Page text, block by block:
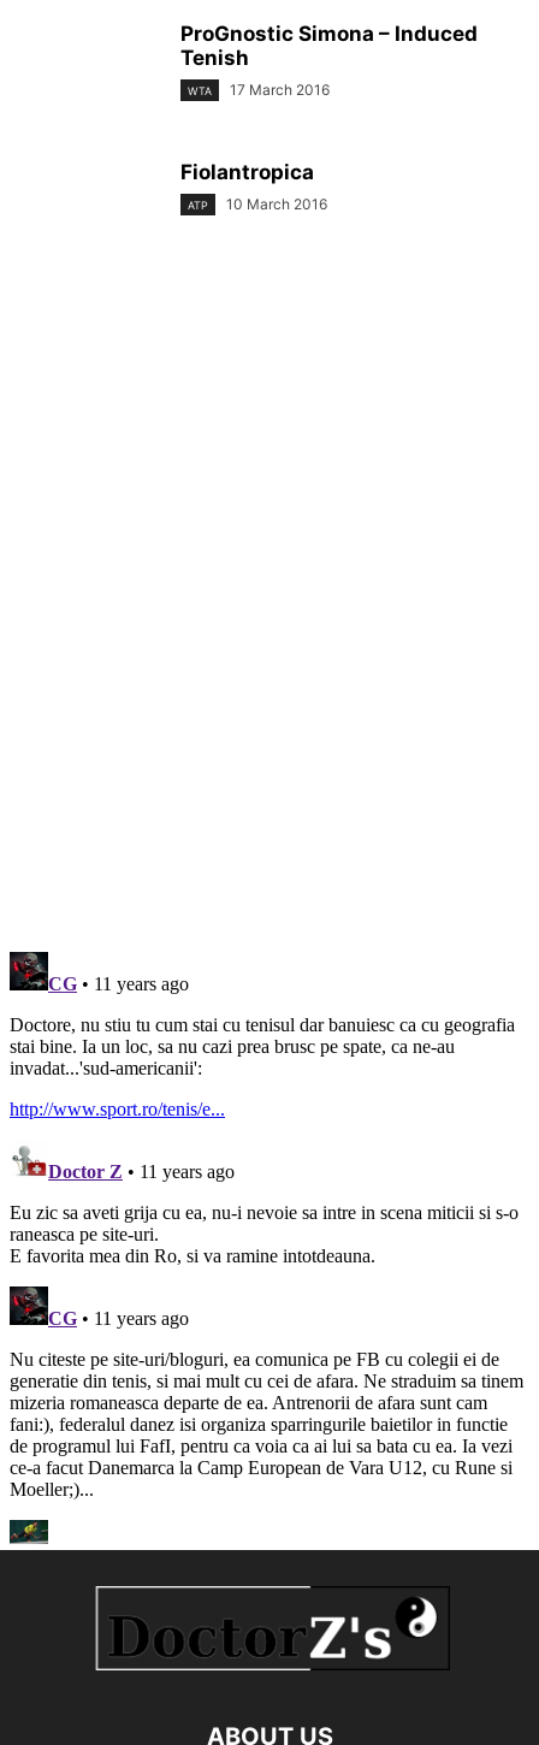
ProGnostic Simona – Induced
Tenish
WTA 17 March 2016
Fiolantropica
ATP 10 March 2016
ABOUT US